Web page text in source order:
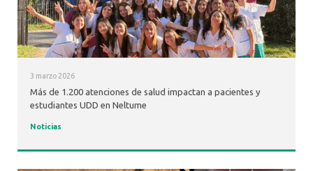
3 marzo 2026
Más de 1.200 atenciones de salud impactan a pacientes y
estudiantes UDD en Neltume
Noticias